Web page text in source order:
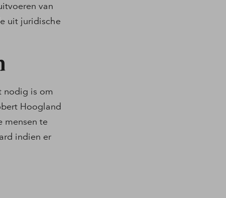
van
uit juridische
nodig is om
Hoogland
mensen te
indien er